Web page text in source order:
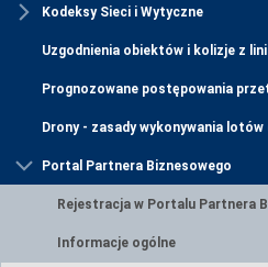
Kodeksy Sieci i Wytyczne
Uzgodnienia obiektów i kolizje z
Prognozowane postępowania
Drony - zasady wykonywania
Portal Partnera Biznesowego
Rejestracja w Portalu Partnera
Informacje ogólne